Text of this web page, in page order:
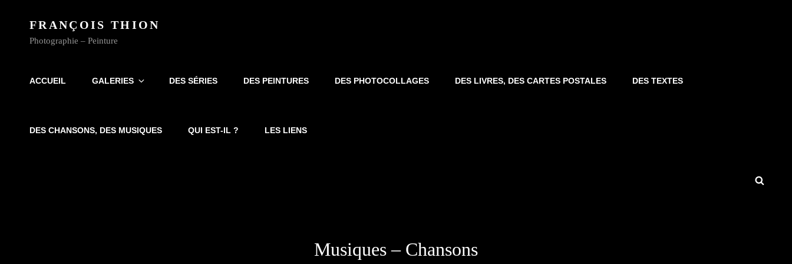
FRANÇOIS THION
Photographie – Peinture
ACCUEIL GALERIES DES SÉRIES DES PEINTURES DES PHOTOCOLLAGES DES LIVRES, DES CARTES POSTALES DES TEXTES
DES CHANSONS, DES MUSIQUES QUI EST-IL ? LES LIENS
Musiques – Chansons